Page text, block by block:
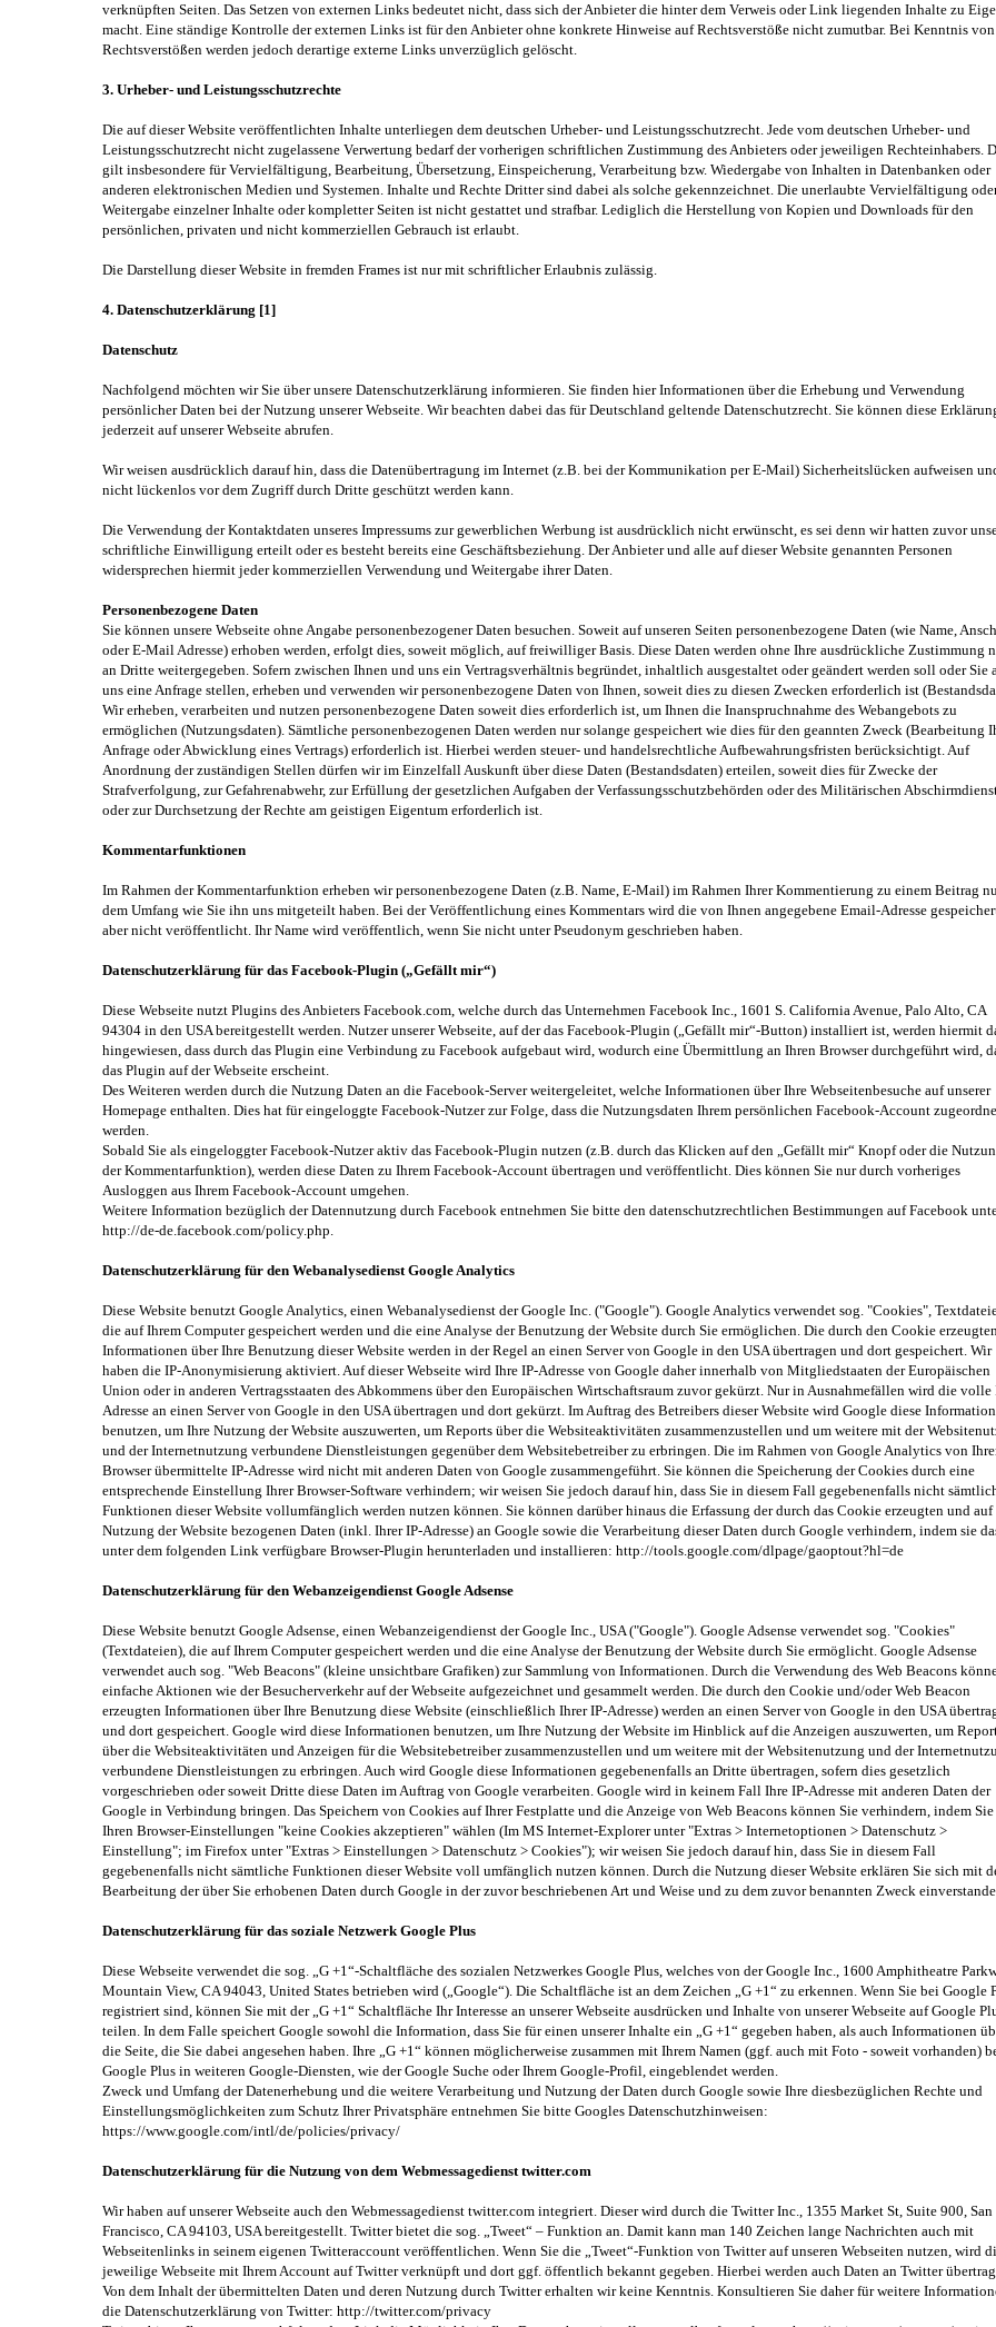
verknüpften Seiten. Das Setzen von externen Links bedeutet nicht, dass sich der Anbieter die hinter dem Verweis oder Link liegenden Inhalte zu
macht. Eine ständige Kontrolle der externen Links ist für den Anbieter ohne konkrete Hinweise auf Rechtsverstöße nicht zumutbar. Bei Kenntnis von
Rechtsverstößen werden jedoch derartige externe Links unverzüglich gelöscht.
3. Urheber- und Leistungsschutzrechte
Die auf dieser Website veröffentlichten Inhalte unterliegen dem deutschen Urheber- und Leistungsschutzrecht. Jede vom deutschen Urheber- und
Leistungsschutzrecht nicht zugelassene Verwertung bedarf der vorherigen schriftlichen Zustimmung des Anbieters oder jeweiligen Rechteinhabers.
gilt insbesondere für Vervielfältigung, Bearbeitung, Übersetzung, Einspeicherung, Verarbeitung bzw. Wiedergabe von Inhalten in Datenbanken oder
anderen elektronischen Medien und Systemen. Inhalte und Rechte Dritter sind dabei als solche gekennzeichnet. Die unerlaubte Vervielfältigung
Weitergabe einzelner Inhalte oder kompletter Seiten ist nicht gestattet und strafbar. Lediglich die Herstellung von Kopien und Downloads für den
persönlichen, privaten und nicht kommerziellen Gebrauch ist erlaubt.
Die Darstellung dieser Website in fremden Frames ist nur mit schriftlicher Erlaubnis zulässig.
4. Datenschutzerklärung [1]
Datenschutz
Nachfolgend möchten wir Sie über unsere Datenschutzerklärung informieren. Sie finden hier Informationen über die Erhebung und Verwendung
persönlicher Daten bei der Nutzung unserer Webseite. Wir beachten dabei das für Deutschland geltende Datenschutzrecht. Sie können diese
jederzeit auf unserer Webseite abrufen.
Wir weisen ausdrücklich darauf hin, dass die Datenübertragung im Internet (z.B. bei der Kommunikation per E-Mail) Sicherheitslücken aufweisen
nicht lückenlos vor dem Zugriff durch Dritte geschützt werden kann.
Die Verwendung der Kontaktdaten unseres Impressums zur gewerblichen Werbung ist ausdrücklich nicht erwünscht, es sei denn wir hatten zuvor
schriftliche Einwilligung erteilt oder es besteht bereits eine Geschäftsbeziehung. Der Anbieter und alle auf dieser Website genannten Personen
widersprechen hiermit jeder kommerziellen Verwendung und Weitergabe ihrer Daten.
Personenbezogene Daten
Sie können unsere Webseite ohne Angabe personenbezogener Daten besuchen. Soweit auf unseren Seiten personenbezogene Daten (wie Name,
oder E-Mail Adresse) erhoben werden, erfolgt dies, soweit möglich, auf freiwilliger Basis. Diese Daten werden ohne Ihre ausdrückliche Zustimmung
an Dritte weitergegeben. Sofern zwischen Ihnen und uns ein Vertragsverhältnis begründet, inhaltlich ausgestaltet oder geändert werden soll oder Sie
uns eine Anfrage stellen, erheben und verwenden wir personenbezogene Daten von Ihnen, soweit dies zu diesen Zwecken erforderlich ist
Wir erheben, verarbeiten und nutzen personenbezogene Daten soweit dies erforderlich ist, um Ihnen die Inanspruchnahme des Webangebots zu
ermöglichen (Nutzungsdaten). Sämtliche personenbezogenen Daten werden nur solange gespeichert wie dies für den geannten Zweck (Bearbeitung
Anfrage oder Abwicklung eines Vertrags) erforderlich ist. Hierbei werden steuer- und handelsrechtliche Aufbewahrungsfristen berücksichtigt. Auf
Anordnung der zuständigen Stellen dürfen wir im Einzelfall Auskunft über diese Daten (Bestandsdaten) erteilen, soweit dies für Zwecke der
Strafverfolgung, zur Gefahrenabwehr, zur Erfüllung der gesetzlichen Aufgaben der Verfassungsschutzbehörden oder des Militärischen
oder zur Durchsetzung der Rechte am geistigen Eigentum erforderlich ist.
Kommentarfunktionen
Im Rahmen der Kommentarfunktion erheben wir personenbezogene Daten (z.B. Name, E-Mail) im Rahmen Ihrer Kommentierung zu einem Beitrag
dem Umfang wie Sie ihn uns mitgeteilt haben. Bei der Veröffentlichung eines Kommentars wird die von Ihnen angegebene Email-Adresse
aber nicht veröffentlicht. Ihr Name wird veröffentlich, wenn Sie nicht unter Pseudonym geschrieben haben.
Datenschutzerklärung für das Facebook-Plugin („Gefällt mir“)
Diese Webseite nutzt Plugins des Anbieters Facebook.com, welche durch das Unternehmen Facebook Inc., 1601 S. California Avenue, Palo Alto, CA
94304 in den USA bereitgestellt werden. Nutzer unserer Webseite, auf der das Facebook-Plugin („Gefällt mir“-Button) installiert ist, werden hiermit
hingewiesen, dass durch das Plugin eine Verbindung zu Facebook aufgebaut wird, wodurch eine Übermittlung an Ihren Browser durchgeführt wird,
das Plugin auf der Webseite erscheint.
Des Weiteren werden durch die Nutzung Daten an die Facebook-Server weitergeleitet, welche Informationen über Ihre Webseitenbesuche auf unserer
Homepage enthalten. Dies hat für eingeloggte Facebook-Nutzer zur Folge, dass die Nutzungsdaten Ihrem persönlichen Facebook-Account
werden.
Sobald Sie als eingeloggter Facebook-Nutzer aktiv das Facebook-Plugin nutzen (z.B. durch das Klicken auf den „Gefällt mir“ Knopf oder die
der Kommentarfunktion), werden diese Daten zu Ihrem Facebook-Account übertragen und veröffentlicht. Dies können Sie nur durch vorheriges
Ausloggen aus Ihrem Facebook-Account umgehen.
Weitere Information bezüglich der Datennutzung durch Facebook entnehmen Sie bitte den datenschutzrechtlichen Bestimmungen auf Facebook
http://de-de.facebook.com/policy.php.
Datenschutzerklärung für den Webanalysedienst Google Analytics
Diese Website benutzt Google Analytics, einen Webanalysedienst der Google Inc. ("Google"). Google Analytics verwendet sog. "Cookies",
die auf Ihrem Computer gespeichert werden und die eine Analyse der Benutzung der Website durch Sie ermöglichen. Die durch den Cookie
Informationen über Ihre Benutzung dieser Website werden in der Regel an einen Server von Google in den USA übertragen und dort gespeichert. Wir
haben die IP-Anonymisierung aktiviert. Auf dieser Webseite wird Ihre IP-Adresse von Google daher innerhalb von Mitgliedstaaten der Europäischen
Union oder in anderen Vertragsstaaten des Abkommens über den Europäischen Wirtschaftsraum zuvor gekürzt. Nur in Ausnahmefällen wird die volle
Adresse an einen Server von Google in den USA übertragen und dort gekürzt. Im Auftrag des Betreibers dieser Website wird Google diese
benutzen, um Ihre Nutzung der Website auszuwerten, um Reports über die Websiteaktivitäten zusammenzustellen und um weitere mit der
und der Internetnutzung verbundene Dienstleistungen gegenüber dem Websitebetreiber zu erbringen. Die im Rahmen von Google Analytics von
Browser übermittelte IP-Adresse wird nicht mit anderen Daten von Google zusammengeführt. Sie können die Speicherung der Cookies durch eine
entsprechende Einstellung Ihrer Browser-Software verhindern; wir weisen Sie jedoch darauf hin, dass Sie in diesem Fall gegebenenfalls nicht
Funktionen dieser Website vollumfänglich werden nutzen können. Sie können darüber hinaus die Erfassung der durch das Cookie erzeugten und auf
Nutzung der Website bezogenen Daten (inkl. Ihrer IP-Adresse) an Google sowie die Verarbeitung dieser Daten durch Google verhindern, indem sie
unter dem folgenden Link verfügbare Browser-Plugin herunterladen und installieren: http://tools.google.com/dlpage/gaoptout?hl=de
Datenschutzerklärung für den Webanzeigendienst Google Adsense
Diese Website benutzt Google Adsense, einen Webanzeigendienst der Google Inc., USA ("Google"). Google Adsense verwendet sog. "Cookies"
(Textdateien), die auf Ihrem Computer gespeichert werden und die eine Analyse der Benutzung der Website durch Sie ermöglicht. Google Adsense
verwendet auch sog. "Web Beacons" (kleine unsichtbare Grafiken) zur Sammlung von Informationen. Durch die Verwendung des Web Beacons
einfache Aktionen wie der Besucherverkehr auf der Webseite aufgezeichnet und gesammelt werden. Die durch den Cookie und/oder Web Beacon
erzeugten Informationen über Ihre Benutzung diese Website (einschließlich Ihrer IP-Adresse) werden an einen Server von Google in den USA
und dort gespeichert. Google wird diese Informationen benutzen, um Ihre Nutzung der Website im Hinblick auf die Anzeigen auszuwerten, um
über die Websiteaktivitäten und Anzeigen für die Websitebetreiber zusammenzustellen und um weitere mit der Websitenutzung und der
verbundene Dienstleistungen zu erbringen. Auch wird Google diese Informationen gegebenenfalls an Dritte übertragen, sofern dies gesetzlich
vorgeschrieben oder soweit Dritte diese Daten im Auftrag von Google verarbeiten. Google wird in keinem Fall Ihre IP-Adresse mit anderen Daten der
Google in Verbindung bringen. Das Speichern von Cookies auf Ihrer Festplatte und die Anzeige von Web Beacons können Sie verhindern, indem
Ihren Browser-Einstellungen "keine Cookies akzeptieren" wählen (Im MS Internet-Explorer unter "Extras > Internetoptionen > Datenschutz >
Einstellung"; im Firefox unter "Extras > Einstellungen > Datenschutz > Cookies"); wir weisen Sie jedoch darauf hin, dass Sie in diesem Fall
gegebenenfalls nicht sämtliche Funktionen dieser Website voll umfänglich nutzen können. Durch die Nutzung dieser Website erklären Sie sich mit
Bearbeitung der über Sie erhobenen Daten durch Google in der zuvor beschriebenen Art und Weise und zu dem zuvor benannten Zweck
Datenschutzerklärung für das soziale Netzwerk Google Plus
Diese Webseite verwendet die sog. „G +1“-Schaltfläche des sozialen Netzwerkes Google Plus, welches von der Google Inc., 1600 Amphitheatre
Mountain View, CA 94043, United States betrieben wird („Google“). Die Schaltfläche ist an dem Zeichen „G +1“ zu erkennen. Wenn Sie bei Google
registriert sind, können Sie mit der „G +1“ Schaltfläche Ihr Interesse an unserer Webseite ausdrücken und Inhalte von unserer Webseite auf Google
teilen. In dem Falle speichert Google sowohl die Information, dass Sie für einen unserer Inhalte ein „G +1“ gegeben haben, als auch Informationen
die Seite, die Sie dabei angesehen haben. Ihre „G +1“ können möglicherweise zusammen mit Ihrem Namen (ggf. auch mit Foto - soweit vorhanden)
Google Plus in weiteren Google-Diensten, wie der Google Suche oder Ihrem Google-Profil, eingeblendet werden.
Zweck und Umfang der Datenerhebung und die weitere Verarbeitung und Nutzung der Daten durch Google sowie Ihre diesbezüglichen Rechte und
Einstellungsmöglichkeiten zum Schutz Ihrer Privatsphäre entnehmen Sie bitte Googles Datenschutzhinweisen:
https://www.google.com/intl/de/policies/privacy/
Datenschutzerklärung für die Nutzung von dem Webmessagedienst twitter.com
Wir haben auf unserer Webseite auch den Webmessagedienst twitter.com integriert. Dieser wird durch die Twitter Inc., 1355 Market St, Suite 900, San
Francisco, CA 94103, USA bereitgestellt. Twitter bietet die sog. „Tweet“ – Funktion an. Damit kann man 140 Zeichen lange Nachrichten auch mit
Webseitenlinks in seinem eigenen Twitteraccount veröffentlichen. Wenn Sie die „Tweet“-Funktion von Twitter auf unseren Webseiten nutzen, wird
jeweilige Webseite mit Ihrem Account auf Twitter verknüpft und dort ggf. öffentlich bekannt gegeben. Hierbei werden auch Daten an Twitter
Von dem Inhalt der übermittelten Daten und deren Nutzung durch Twitter erhalten wir keine Kenntnis. Konsultieren Sie daher für weitere
die Datenschutzerklärung von Twitter: http://twitter.com/privacy